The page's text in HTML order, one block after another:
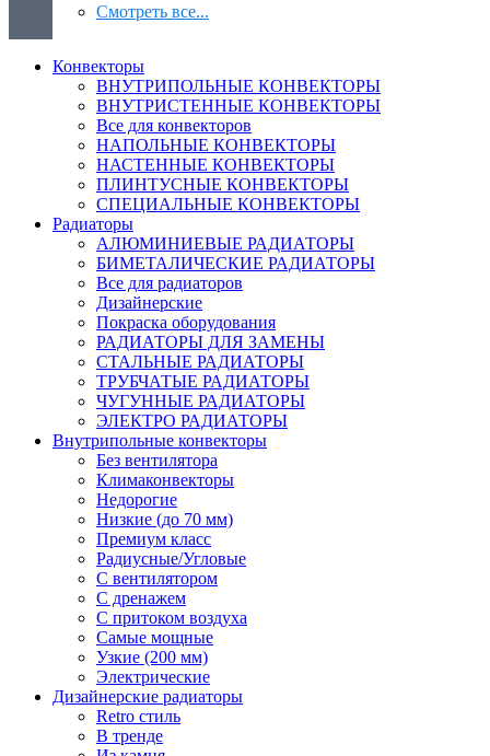
Смотреть все...
Конвекторы
ВНУТРИПОЛЬНЫЕ КОНВЕКТОРЫ
ВНУТРИСТЕННЫЕ КОНВЕКТОРЫ
Все для конвекторов
НАПОЛЬНЫЕ КОНВЕКТОРЫ
НАСТЕННЫЕ КОНВЕКТОРЫ
ПЛИНТУСНЫЕ КОНВЕКТОРЫ
СПЕЦИАЛЬНЫЕ КОНВЕКТОРЫ
Радиаторы
АЛЮМИНИЕВЫЕ РАДИАТОРЫ
БИМЕТАЛИЧЕСКИЕ РАДИАТОРЫ
Все для радиаторов
Дизайнерские
Покраска оборудования
РАДИАТОРЫ ДЛЯ ЗАМЕНЫ
СТАЛЬНЫЕ РАДИАТОРЫ
ТРУБЧАТЫЕ РАДИАТОРЫ
ЧУГУННЫЕ РАДИАТОРЫ
ЭЛЕКТРО РАДИАТОРЫ
Внутрипольные конвекторы
Без вентилятора
Климаконвекторы
Недорогие
Низкие (до 70 мм)
Премиум класс
Радиусные/Угловые
С вентилятором
С дренажем
С притоком воздуха
Самые мощные
Узкие (200 мм)
Электрические
Дизайнерские радиаторы
Retro стиль
В тренде